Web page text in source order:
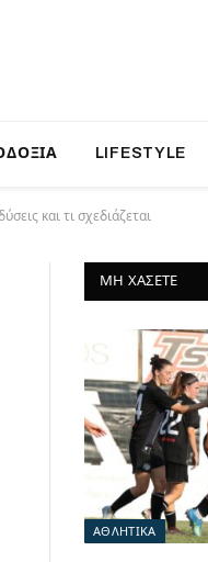
LIFESTYLE
και τι σχεδιάζεται
ΜΗ ΧΆΣΕΤΕ
ΑΘΛΗΤΙΚΑ